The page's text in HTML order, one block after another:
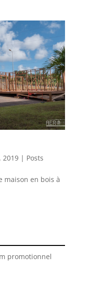
2019| Posts
maison en bois à
promotionnel